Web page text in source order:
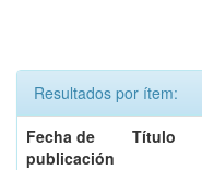
Resultados por ítem:
Fecha de
publicación
Título